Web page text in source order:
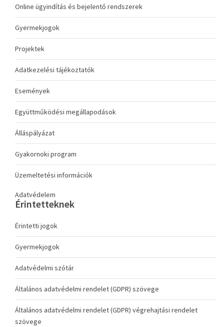
Online ügyindítás és bejelentő rendszerek
Gyermekjogok
Projektek
Adatkezelési tájékoztatók
Események
Együttműködési megállapodások
Álláspályázat
Gyakornoki program
Üzemeltetési információk
Adatvédelem
Érintetteknek
Érintetti jogok
Gyermekjogok
Adatvédelmi szótár
Általános adatvédelmi rendelet (GDPR) szövege
Általános adatvédelmi rendelet (GDPR) végrehajtási rendelet
szövege